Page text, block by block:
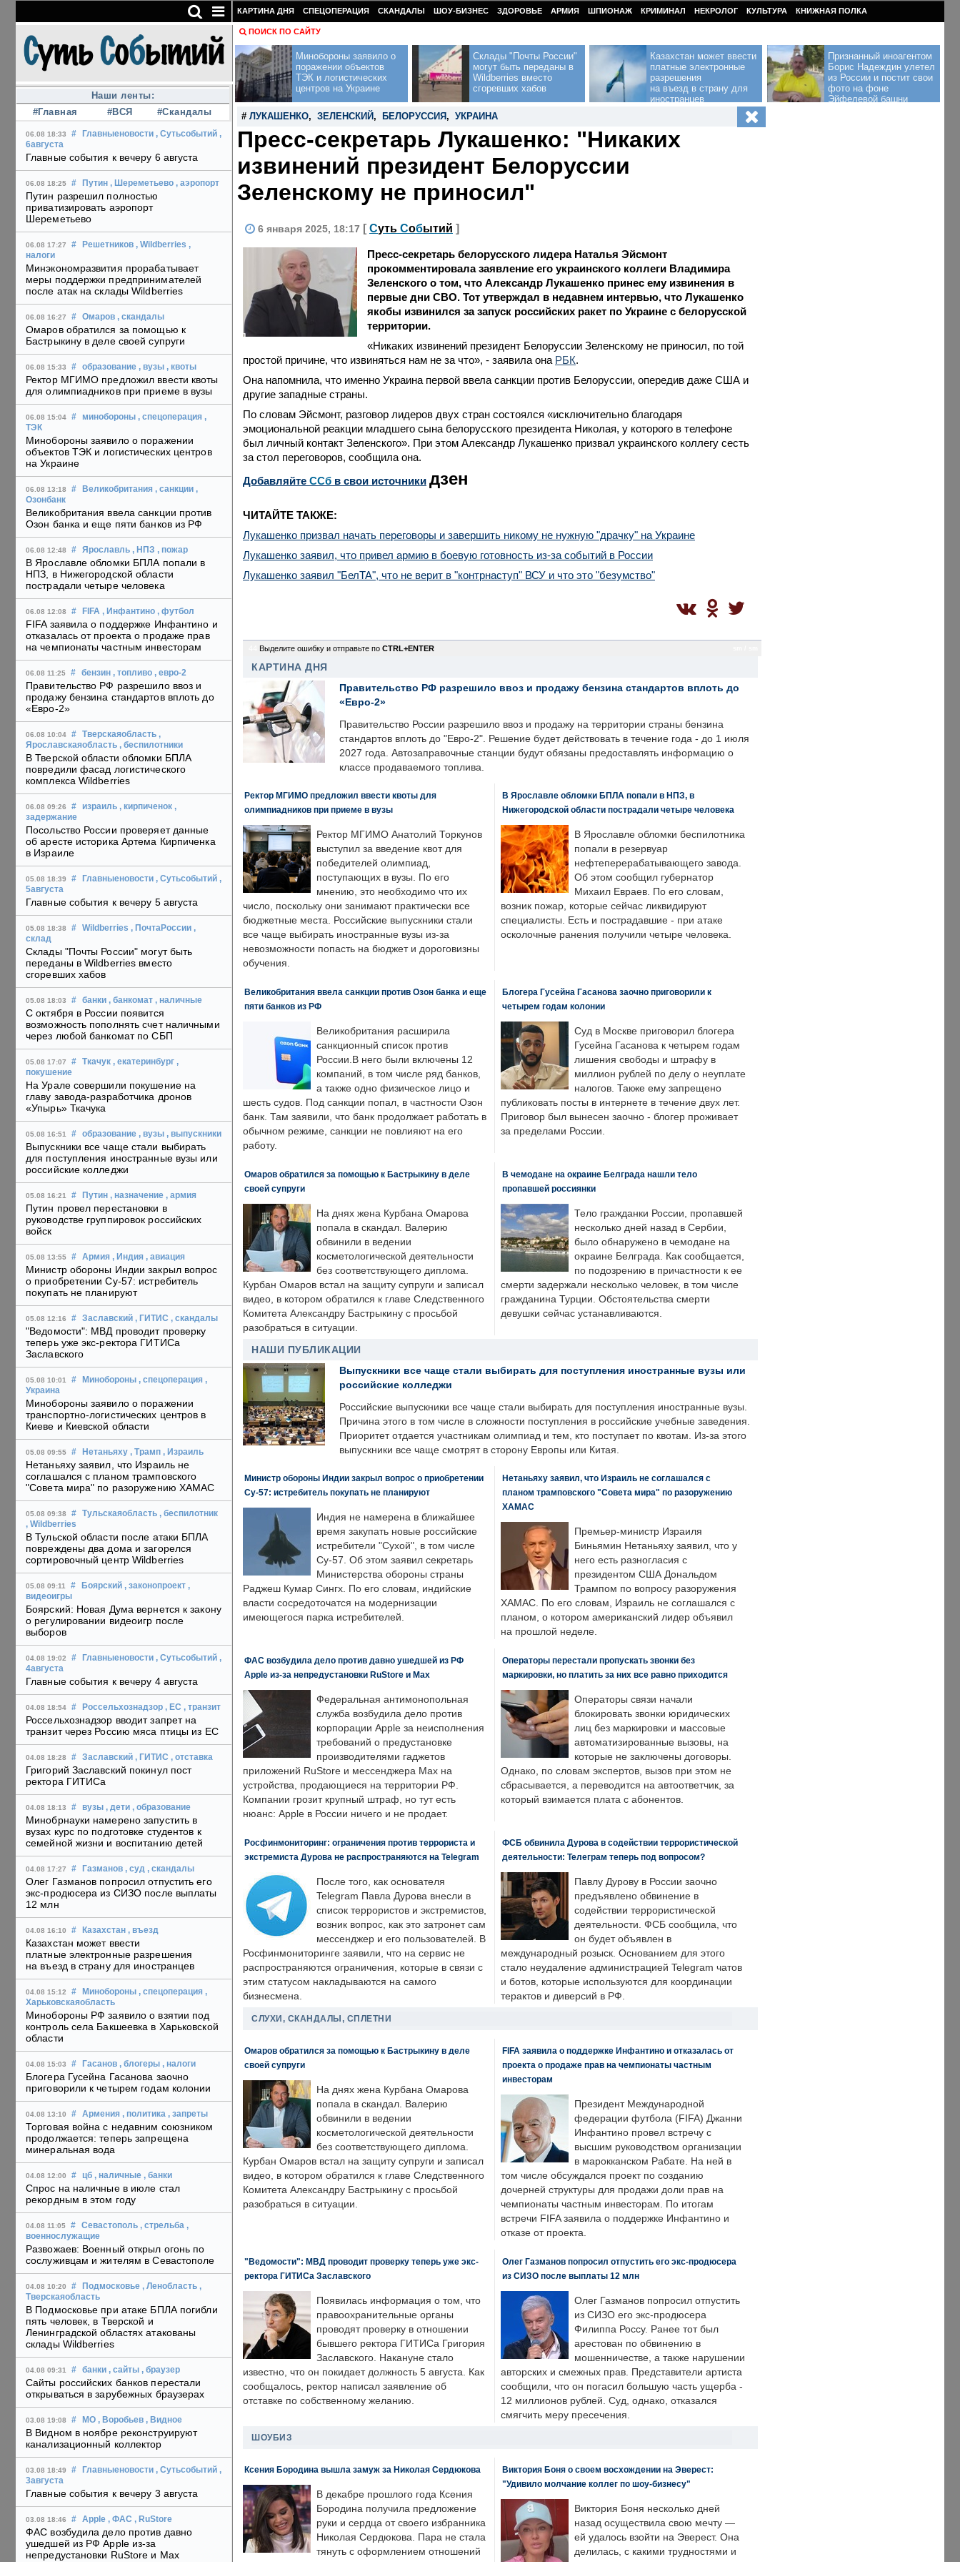
Наши ленты:
#Главная
#ВСЯ #Скандалы
06.08 18:33 # Главныеновости , Сутьсобытий ,
6августа
Главные события к вечеру 6 августа
06.08 18:25 # Путин , Шереметьево , аэропорт
Путин разрешил полностью
приватизировать аэропорт
Шереметьево
06.08 17:27 # Решетников , Wildberries ,
налоги
Минэкономразвития прорабатывает
меры поддержки предпринимателей
после атак на склады Wildberries
06.08 16:27 # Омаров , скандалы
Омаров обратился за помощью к
Бастрыкину в деле своей супруги
06.08 15:33 # образование , вузы , квоты
Ректор МГИМО предложил ввести квоты
для олимпиадников при приеме в вузы
06.08 15:04 # минобороны , спецоперация ,
ТЭК
Минобороны заявило о поражении
объектов ТЭК и логистических центров
на Украине
06.08 13:18 # Великобритания , санкции ,
Озонбанк
Великобритания ввела санкции против
Озон банка и еще пяти банков из РФ
06.08 12:48 # Ярославль , НПЗ , пожар
В Ярославле обломки БПЛА попали в
НПЗ, в Нижегородской области
пострадали четыре человека
06.08 12:08 # FIFA , Инфантино , футбол
FIFA заявила о поддержке Инфантино и
отказалась от проекта о продаже прав
на чемпионаты частным инвесторам
06.08 11:25 # бензин , топливо , евро-2
Правительство РФ разрешило ввоз и
продажу бензина стандартов вплоть до
«Евро-2»
06.08 10:04 # Тверскаяобласть ,
Ярославскаяобласть , беспилотники
В Тверской области обломки БПЛА
повредили фасад логистического
комплекса Wildberries
06.08 09:26 # израиль , кирпиченок ,
задержание
Посольство России проверяет данные
об аресте историка Артема Кирпиченка
в Израиле
05.08 18:39 # Главныеновости , Сутьсобытий ,
5августа
Главные события к вечеру 5 августа
05.08 18:38 # Wildberries , ПочтаРоссии ,
склад
Склады "Почты России" могут быть
переданы в Wildberries вместо
сгоревших хабов
05.08 18:03 # банки , банкомат , наличные
С октября в России появится
возможность пополнять счет наличными
через любой банкомат по СБП
05.08 17:07 # Ткачук , екатеринбург ,
покушение
На Урале совершили покушение на
главу завода-разработчика дронов
«Упырь» Ткачука
05.08 16:51 # образование , вузы , выпускники
Выпускники все чаще стали выбирать
для поступления иностранные вузы или
российские колледжи
05.08 16:21 # Путин , назначение , армия
Путин провел перестановки в
руководстве группировок российских
войск
05.08 13:55 # Армия , Индия , авиация
Министр обороны Индии закрыл вопрос
о приобретении Су-57: истребитель
покупать не планируют
05.08 12:16 # Заславский , ГИТИС , скандалы
"Ведомости": МВД проводит проверку
теперь уже экс-ректора ГИТИСа
Заславского
05.08 10:01 # Минобороны , спецоперация ,
Украина
Минобороны заявило о поражении
транспортно-логистических центров в
Киеве и Киевской области
05.08 09:55 # Нетаньяху , Трамп , Израиль
Нетаньяху заявил, что Израиль не
соглашался с планом трамповского
"Совета мира" по разоружению ХАМАС
05.08 09:38 # Тульскаяобласть , беспилотник
, Wildberries
В Тульской области после атаки БПЛА
повреждены два дома и загорелся
сортировочный центр Wildberries
05.08 09:11 # Боярский , законопроект ,
видеоигры
Боярский: Новая Дума вернется к закону
о регулировании видеоигр после
выборов
04.08 19:02 # Главныеновости , Сутьсобытий ,
4августа
Главные события к вечеру 4 августа
04.08 18:54 # Россельхознадзор , ЕС , транзит
Россельхознадзор вводит запрет на
транзит через Россию мяса птицы из ЕС
04.08 18:28 # Заславский , ГИТИС , отставка
Григорий Заславский покинул пост
ректора ГИТИСа
04.08 18:13 # вузы , дети , образование
Минобрнауки намерено запустить в
вузах курс по подготовке студентов к
семейной жизни и воспитанию детей
04.08 17:27 # Газманов , суд , скандалы
Олег Газманов попросил отпустить его
экс-продюсера из СИЗО после выплаты
12 млн
04.08 16:10 # Казахстан , въезд
Казахстан может ввести
платные электронные разрешения
на въезд в страну для иностранцев
04.08 15:12 # Минобороны , спецоперация ,
Харьковскаяобласть
Минобороны РФ заявило о взятии под
контроль села Бакшеевка в Харьковской
области
04.08 15:03 # Гасанов , блогеры , налоги
Блогера Гусейна Гасанова заочно
приговорили к четырем годам колонии
04.08 13:10 # Армения , политика , запреты
Торговая война с недавним союзником
продолжается: теперь запрещена
минеральная вода
04.08 12:00 # цб , наличные , банки
Спрос на наличные в июле стал
рекордным в этом году
04.08 11:05 # Севастополь , стрельба ,
военнослужащие
Развожаев: Военный открыл огонь по
сослуживцам и жителям в Севастополе
04.08 10:20 # Подмосковье , Ленобласть ,
Тверскаяобласть
В Подмосковье при атаке БПЛА погибли
пять человек, в Тверской и
Ленинградской областях атакованы
склады Wildberries
04.08 09:31 # банки , сайты , браузер
Сайты российских банков перестали
открываться в зарубежных браузерах
03.08 19:08 # МО , Воробьев , Видное
В Видном в ноябре реконструируют
канализационный коллектор
03.08 18:49 # Главныеновости , Сутьсобытий ,
3августа
Главные события к вечеру 3 августа
03.08 18:46 # Apple , ФАС , RuStore
ФАС возбудила дело против давно
ушедшей из РФ Apple из-за
непредустановки RuStore и Max
КАРТИНА ДНЯ СПЕЦОПЕРАЦИЯ СКАНДАЛЫ ШОУ-БИЗНЕС ЗДОРОВЬЕ АРМИЯ ШПИОНАЖ КРИМИНАЛ НЕКРОЛОГ КУЛЬТУРА КНИЖНАЯ ПОЛКА
ПОИСК ПО САЙТУ
Минобороны заявило о
поражении объектов
ТЭК и логистических
центров на Украине
Склады "Почты России"
могут быть переданы в
Wildberries вместо
сгоревших хабов
Казахстан может ввести
платные электронные
разрешения
на въезд в страну для
иностранцев
Признанный иноагентом
Борис Надеждин улетел
из России и постит свои
фото на фоне
Эйфелевой башни
# ЛУКАШЕНКО, ЗЕЛЕНСКИЙ , БЕЛОРУССИЯ , УКРАИНА
Пресс-секретарь Лукашенко: "Никаких
извинений президент Белоруссии
Зеленскому не приносил"
6 января 2025, 18:17 [ Суть Событий ]
Пресс-секретарь белорусского лидера Наталья Эйсмонт
прокомментировала заявление его украинского коллеги Владимира
Зеленского о том, что Александр Лукашенко принес ему извинения в
первые дни СВО. Тот утверждал в недавнем интервью, что Лукашенко
якобы извинился за запуск российских ракет по Украине с белорусской
территории.
«Никаких извинений президент Белоруссии Зеленскому не приносил, по той
простой причине, что извиняться нам не за что», - заявила она РБК.
Она напомнила, что именно Украина первой ввела санкции против Белоруссии, опередив даже США и
другие западные страны.
По словам Эйсмонт, разговор лидеров двух стран состоялся «исключительно благодаря
эмоциональной реакции младшего сына белорусского президента Николая, у которого в телефоне
был личный контакт Зеленского». При этом Александр Лукашенко призвал украинского коллегу сесть
за стол переговоров, сообщила она.
Добавляйте CСб в свои источники дзен
ЧИТАЙТЕ ТАКЖЕ:
Лукашенко призвал начать переговоры и завершить никому не нужную "драчку" на Украине
Лукашенко заявил, что привел армию в боевую готовность из-за событий в России
Лукашенко заявил "БелТА", что не верит в "контрнаступ" ВСУ и что это "безумство"
Выделите ошибку и отправьте по CTRL+ENTER
КАРТИНА ДНЯ
Правительство РФ разрешило ввоз и продажу бензина стандартов вплоть до
«Евро-2»
Правительство России разрешило ввоз и продажу на территории страны бензина
стандартов вплоть до "Евро-2". Решение будет действовать в течение года - до 1 июля
2027 года. Автозаправочные станции будут обязаны предоставлять информацию о
классе продаваемого топлива.
Ректор МГИМО предложил ввести квоты для
олимпиадников при приеме в вузы
Ректор МГИМО Анатолий Торкунов
выступил за введение квот для
победителей олимпиад,
поступающих в вузы. По его
мнению, это необходимо что их
число, поскольку они занимают практически все
бюджетные места. Российские выпускники стали
все чаще выбирать иностранные вузы из-за
невозможности попасть на бюджет и дороговизны
обучения.
В Ярославле обломки БПЛА попали в НПЗ, в
Нижегородской области пострадали четыре человека
В Ярославле обломки беспилотника
попали в резервуар
нефтеперерабатывающего завода.
Об этом сообщил губернатор
Михаил Евраев. По его словам,
возник пожар, которые сейчас ликвидируют
специалисты. Есть и пострадавшие - при атаке
осколочные ранения получили четыре человека.
Великобритания ввела санкции против Озон банка и еще
пяти банков из РФ
Великобритания расширила
санкционный список против
России.В него были включены 12
компаний, в том числе ряд банков,
а также одно физическое лицо и
шесть судов. Под санкции попал, в частности Озон
банк. Там заявили, что банк продолжает работать в
обычном режиме, санкции не повлияют на его
работу.
Блогера Гусейна Гасанова заочно приговорили к
четырем годам колонии
Суд в Москве приговорил блогера
Гусейна Гасанова к четырем годам
лишения свободы и штрафу в
миллион рублей по делу о неуплате
налогов. Также ему запрещено
публиковать посты в интернете в течение двух лет.
Приговор был вынесен заочно - блогер проживает
за пределами России.
Омаров обратился за помощью к Бастрыкину в деле
своей супруги
На днях жена Курбана Омарова
попала в скандал. Валерию
обвинили в ведении
косметологической деятельности
без соответствующего диплома.
Курбан Омаров встал на защиту супруги и записал
видео, в котором обратился к главе Следственного
Комитета Александру Бастрыкину с просьбой
разобраться в ситуации.
В чемодане на окраине Белграда нашли тело
пропавшей россиянки
Тело гражданки России, пропавшей
несколько дней назад в Сербии,
было обнаружено в чемодане на
окраине Белграда. Как сообщается,
по подозрению в причастности к ее
смерти задержали несколько человек, в том числе
гражданина Турции. Обстоятельства смерти
девушки сейчас устанавливаются.
НАШИ ПУБЛИКАЦИИ
Выпускники все чаще стали выбирать для поступления иностранные вузы или
российские колледжи
Российские выпускники все чаще стали выбирать для поступления иностранные вузы.
Причина этого в том числе в сложности поступления в российские учебные заведения.
Приоритет отдается участникам олимпиад и тем, кто поступает по квотам. Из-за этого
выпускники все чаще смотрят в сторону Европы или Китая.
Министр обороны Индии закрыл вопрос о приобретении
Су-57: истребитель покупать не планируют
Индия не намерена в ближайшее
время закупать новые российские
истребители "Сухой", в том числе
Су-57. Об этом заявил секретарь
Министерства обороны страны
Раджеш Кумар Сингх. По его словам, индийские
власти сосредоточатся на модернизации
имеющегося парка истребителей.
Нетаньяху заявил, что Израиль не соглашался с
планом трамповского "Совета мира" по разоружению
ХАМАС
Премьер-министр Израиля
Биньямин Нетаньяху заявил, что у
него есть разногласия с
президентом США Дональдом
Трампом по вопросу разоружения
ХАМАС. По его словам, Израиль не соглашался с
планом, о котором американский лидер объявил
на прошлой неделе.
ФАС возбудила дело против давно ушедшей из РФ
Apple из-за непредустановки RuStore и Max
Федеральная антимонопольная
служба возбудила дело против
корпорации Apple за неисполнения
требований о предустановке
производителями гаджетов
приложений RuStore и мессенджера Max на
устройства, продающиеся на территории РФ.
Компании грозит крупный штраф, но тут есть
нюанс: Apple в России ничего и не продает.
Операторы перестали пропускать звонки без
маркировки, но платить за них все равно приходится
Операторы связи начали
блокировать звонки юридических
лиц без маркировки и массовые
автоматизированные вызовы, на
которые не заключены договоры.
Однако, по словам экспертов, вызов при этом не
сбрасывается, а переводится на автоответчик, за
который взимается плата с абонентов.
Росфинмониторинг: ограничения против террориста и
экстремиста Дурова не распространяются на Telegram
После того, как основателя
Telegram Павла Дурова внесли в
список террористов и экстремистов,
возник вопрос, как это затронет сам
мессенджер и его пользователей. В
Росфинмониторинге заявили, что на сервис не
распространяются ограничения, которые в связи с
этим статусом накладываются на самого
бизнесмена.
ФСБ обвинила Дурова в содействии террористической
деятельности: Телеграм теперь под вопросом?
Павлу Дурову в России заочно
предъявлено обвинение в
содействии террористической
деятельности. ФСБ сообщила, что
он будет объявлен в
международный розыск. Основанием для этого
стало неудаление администрацией Telegram чатов
и ботов, которые используются для координации
терактов и диверсий в РФ.
СЛУХИ, СКАНДАЛЫ, СПЛЕТНИ
Омаров обратился за помощью к Бастрыкину в деле
своей супруги
На днях жена Курбана Омарова
попала в скандал. Валерию
обвинили в ведении
косметологической деятельности
без соответствующего диплома.
Курбан Омаров встал на защиту супруги и записал
видео, в котором обратился к главе Следственного
Комитета Александру Бастрыкину с просьбой
разобраться в ситуации.
FIFA заявила о поддержке Инфантино и отказалась от
проекта о продаже прав на чемпионаты частным
инвесторам
Президент Международной
федерации футбола (FIFA) Джанни
Инфантино провел встречу с
высшим руководством организации
в марокканском Рабате. На ней в
том числе обсуждался проект по созданию
дочерней структуры для продажи доли прав на
чемпионаты частным инвесторам. По итогам
встречи FIFA заявила о поддержке Инфантино и
отказе от проекта.
"Ведомости": МВД проводит проверку теперь уже экс-
ректора ГИТИСа Заславского
Появилась информация о том, что
правоохранительные органы
проводят проверку в отношении
бывшего ректора ГИТИСа Григория
Заславского. Накануне стало
известно, что он покидает должность 5 августа. Как
сообщалось, ректор написал заявление об
отставке по собственному желанию.
Олег Газманов попросил отпустить его экс-продюсера
из СИЗО после выплаты 12 млн
Олег Газманов попросил отпустить
из СИЗО его экс-продюсера
Филиппа Россу. Ранее тот был
арестован по обвинению в
мошенничестве, а также нарушении
авторских и смежных прав. Представители артиста
сообщили, что он погасил большую часть ущерба -
12 миллионов рублей. Суд, однако, отказался
смягчить меру пресечения.
ШОУБИЗ
Ксения Бородина вышла замуж за Николая Сердюкова
В декабре прошлого года Ксения
Бородина получила предложение
руки и сердца от своего избранника
Николая Сердюкова. Пара не стала
тянуть с оформлением отношений
Виктория Боня о своем восхождении на Эверест:
"Удивило молчание коллег по шоу-бизнесу"
Виктория Боня несколько дней
назад осуществила свою мечту —
ей удалось взойти на Эверест. Она
делилась, с какими трудностями и